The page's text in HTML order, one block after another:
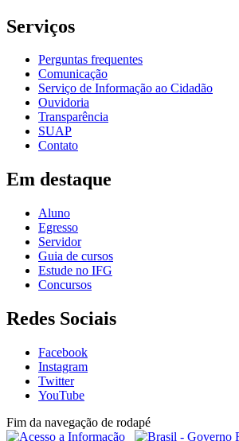
Serviços
Perguntas frequentes
Comunicação
Serviço de Informação ao Cidadão
Ouvidoria
Transparência
SUAP
Contato
Em destaque
Aluno
Egresso
Servidor
Guia de cursos
Estude no IFG
Concursos
Redes Sociais
Facebook
Instagram
Twitter
YouTube
Fim da navegação de rodapé